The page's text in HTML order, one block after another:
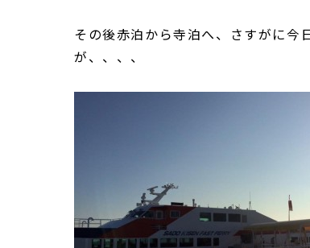
その後赤泊から寺泊へ、さすがに今
が、、、、